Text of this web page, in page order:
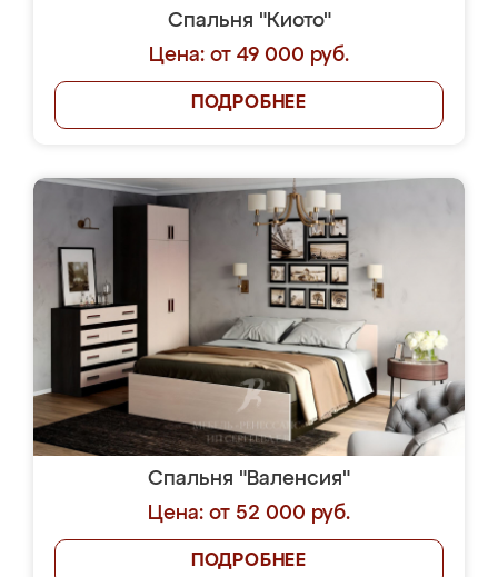
Спальня "Киото"
Цена: от 49 000 руб.
ПОДРОБНЕЕ
Спальня "Валенсия"
Цена: от 52 000 руб.
ПОДРОБНЕЕ